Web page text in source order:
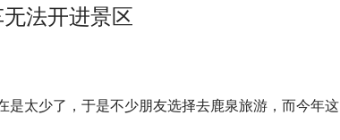
法开进景区
是太少了，于是不少朋友选择去鹿泉旅游，而今年这